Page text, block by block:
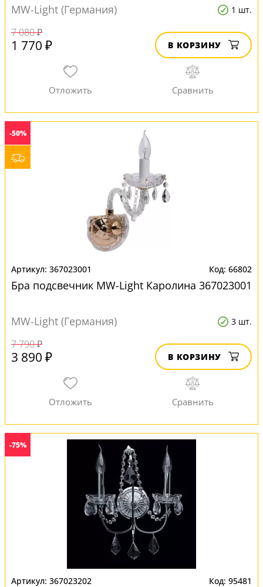
MW-Light (Германия) 1 шт.
7 080 ₽
1 770 ₽ В КОРЗИНУ
-50%
367023001 66802
Бра подсвечник MW-Light Каролина 367023001
MW-Light (Германия) 3 шт.
7 790 ₽
3 890 ₽ В КОРЗИНУ
-75%
367023202 95481